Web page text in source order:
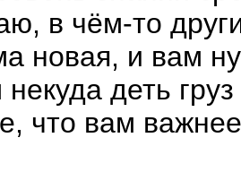
в чём-то
новая, и вам
некуда деть
что вам